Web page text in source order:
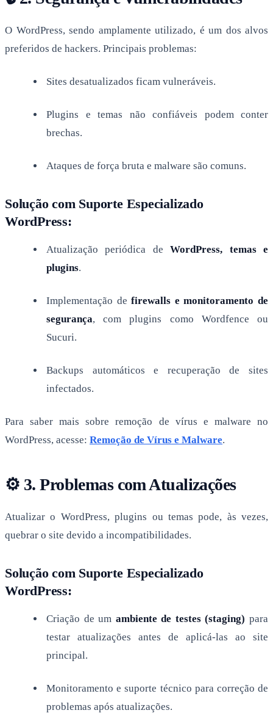
O WordPress, sendo amplamente utilizado, é um dos alvos
preferidos de hackers. Principais problemas:
Sites desatualizados ficam vulneráveis.
Plugins e temas não confiáveis podem conter
brechas.
Ataques de força bruta e malware são comuns.
Solução com Suporte Especializado
WordPress:
Atualização periódica deWordPress, temas e
plugins.
Implementação defirewalls e monitoramento de
segurança, com plugins como Wordfence ou
Sucuri.
Backups automáticos e recuperação de sites
infectados.
Para saber mais sobre remoção de vírus e malware no
WordPress, acesse: Remoção de Vírus e Malware.
⚙ 3. Problemas com Atualizações
Atualizar o WordPress, plugins ou temas pode, às vezes,
quebrar o site devido a incompatibilidades.
Solução com Suporte Especializado
WordPress:
Criação de um ambiente de testes (staging) para
testar atualizações antes de aplicá-las ao site
principal.
Monitoramento e suporte técnico para correção de
problemas após atualizações.